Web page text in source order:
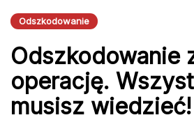
ratownictwa
Odszkodowanie
Odszkodowanie
operację.
musisz wiedzieć!